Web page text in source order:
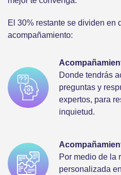
El 30% restante se dividen en
acompañamiento:
Donde tendrás
preguntas y
expertos, para
inquietud.
Por medio de la
personalizada